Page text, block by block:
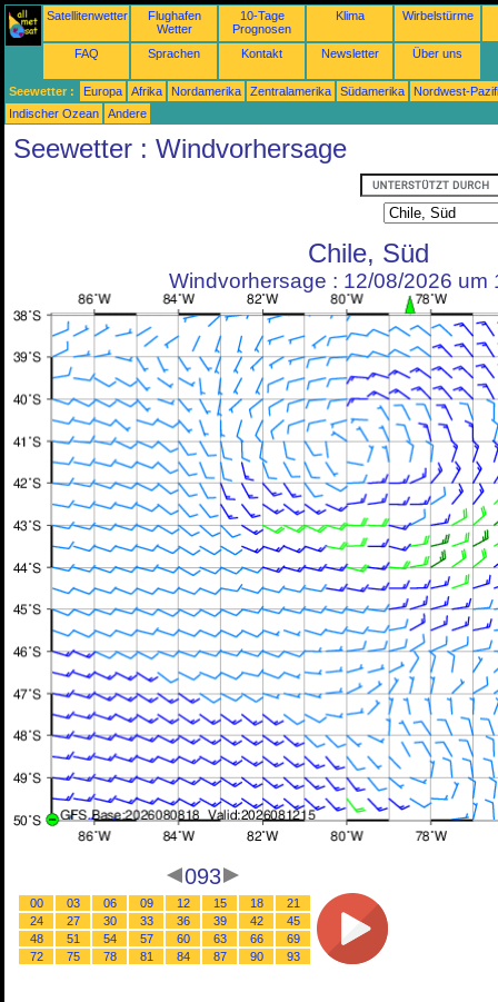
Satellitenwetter
Flughafen
Wetter
10-Tage
Prognosen
Klima Wirbelstürme
FAQ Sprachen Kontakt Newsletter Über uns
Seewetter : Europa Afrika Nordamerika Zentralamerika Südamerika
Nordwest-
Indischer Ozean
Andere
Seewetter : Windvorhersage
Chile, Süd
Windvorhersage : 12/08/2026 um
093
00 03 06 09 12 15 18
21
24
27 30 33 36 39 42
45
48
51 54 57 60 63 66
69
72
75 78 81 84 87 90 93